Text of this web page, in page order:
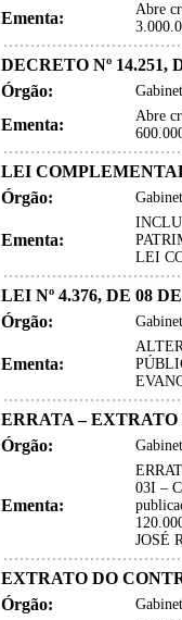
Ementa:
Abre
DECRETO Nº 14.251,
Órgão:
Ementa:
Abre
LEI
Órgão:
Ementa:
LEI
LEI Nº 4.376, DE 08
Órgão:
Ementa:
ERRATA –
Órgão:
Ementa:
03I –
JOSÉ
EXTRATO DO
Órgão: